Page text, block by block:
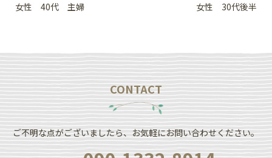
女性 40代 主婦 女性 30代後半
CONTACT
ご不明な点がございましたら、お気軽にお問い合わせください。